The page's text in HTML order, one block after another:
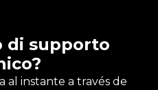
di supporto
al instante a través de